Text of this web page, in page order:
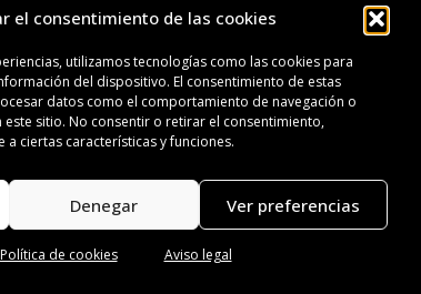
el consentimiento de las cookies
utilizamos tecnologías como las cookies para
del dispositivo. El consentimiento de estas
datos como el comportamiento de navegación o
este sitio. No consentir o retirar el consentimiento,
ciertas características y funciones.
Denegar Ver preferencias
Política de cookies Aviso legal